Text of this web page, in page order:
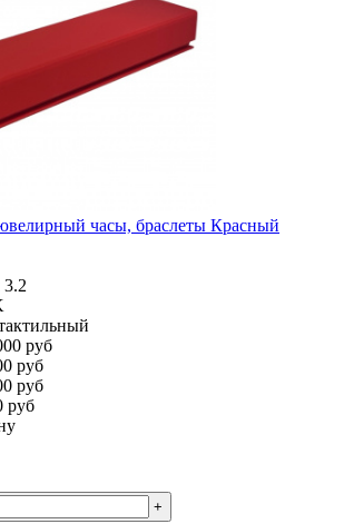
часы, браслеты Красный
3.2
руб
руб
руб
руб
+